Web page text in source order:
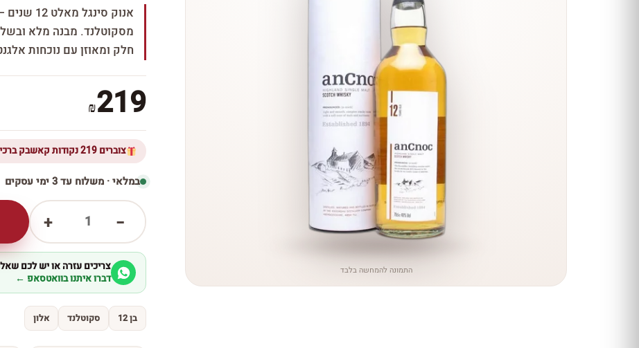
לכל יינות יקב ירושלים ←
התמונה להמחשה בלבד
אנוק
חלק ומאוזן עם נוכחות
₪219
צוברים 219 נקודות קאשבק ברכישת מוצר זה
במלאי · משלוח עד 3 ימי עסקים
−
1
+
צריכים עזרה או יש לכם
דברו איתנו בוואטסאפ ←
בן 12 סקוטלנד אלון